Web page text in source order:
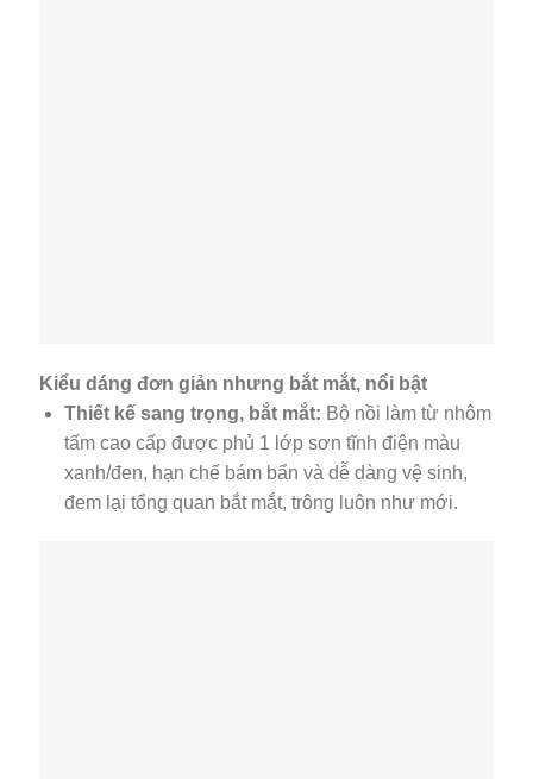
Kiểu dáng đơn giản nhưng bắt mắt, nổi bật
Thiết kế sang trọng, bắt mắt: Bộ nồi làm từ nhôm
tấm cao cấp được phủ 1 lớp sơn tĩnh điện màu
xanh/đen, hạn chế bám bẩn và dễ dàng vệ sinh,
đem lại tổng quan bắt mắt, trông luôn như mới.